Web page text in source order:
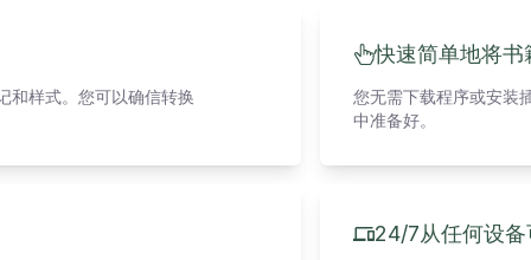
和样式。您可以确信转换
快速简单地将
您无需下载程序或安装
中准备好。
24/7从任何设备